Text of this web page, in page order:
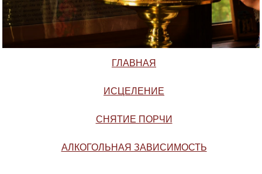
ГЛАВНАЯ
ИСЦЕЛЕНИЕ
СНЯТИЕ ПОРЧИ
АЛКОГОЛЬНАЯ ЗАВИСИМОСТЬ